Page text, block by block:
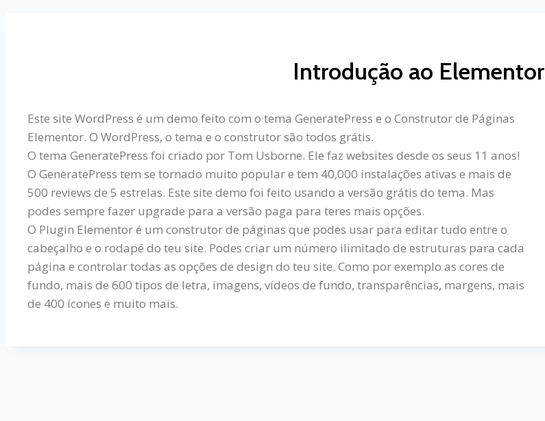
Introdução ao Elementor
Este site WordPress é um demo feito com o tema GeneratePress e o Construtor de Páginas
Elementor. O WordPress, o tema e o construtor são todos grátis.
O tema GeneratePress foi criado por Tom Usborne. Ele faz websites desde os seus 11 anos!
O GeneratePress tem se tornado muito popular e tem 40,000 instalações ativas e mais de
500 reviews de 5 estrelas. Este site demo foi feito usando a versão grátis do tema. Mas
podes sempre fazer upgrade para a versão paga para teres mais opções.
O Plugin Elementor é um construtor de páginas que podes usar para editar tudo entre o
cabeçalho e o rodapé do teu site. Podes criar um número ilimitado de estruturas para cada
página e controlar todas as opções de design do teu site. Como por exemplo as cores de
fundo, mais de 600 tipos de letra, imagens, vídeos de fundo, transparências, margens, mais
de 400 ícones e muito mais.